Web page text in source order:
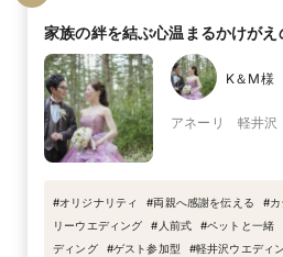
家族の絆を結ぶ心温まるかけがえ
K＆M様
アネーリ 軽井沢
#オリジナリティ #両親へ感謝を伝える #
リーウエディング
# 人前式 #ペットと一緒
ディング
#ゲスト参加型 #軽井沢ウエディ